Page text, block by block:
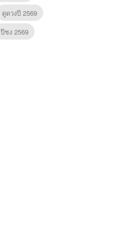
ดูดวงปี 2569
ปีชง 2569